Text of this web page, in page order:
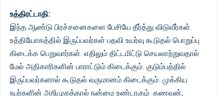
உத்திரட்டாதி:
இந்த ஆண்டு பிரச்சனைகளை பேசியே தீர்த்து விடுவீர்கள்.
உத்தியோகத்தில் இருப்பவர்கள் பதவி உயர்வு கூடுதல் பொறுப்பு
கிடைக்க பெறுவார்கள். எதிலும் திட்டமிட்டு செயலாற்றுவதால்
மேல் அதிகாரிகளின் பாராட்டும் கிடைக்கும். குடும்பத்தில்
இருப்பவர்களால் கூடுதல் வருமானம் கிடைக்கும். முக்கிய
நபர்களின் அறிமுகத்தால் நன்மை உண்டாகும். கணவன்,